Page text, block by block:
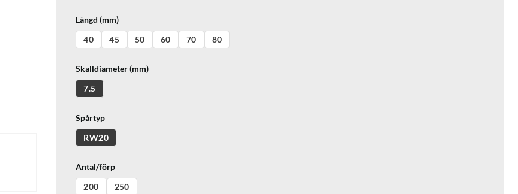
Längd (mm)
40
45 50 60 70 80
Skalldiameter (mm)
7.5
Spårtyp
RW20
Antal/förp
200
250